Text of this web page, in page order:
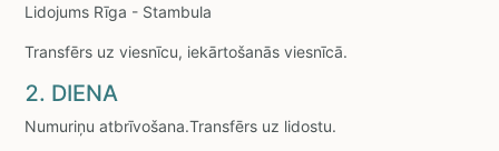
Lidojums Rīga - Stambula
Transfērs uz viesnīcu, iekārtošanās viesnīcā.
2. DIENA
Numuriņu atbrīvošana.Transfērs uz lidostu.